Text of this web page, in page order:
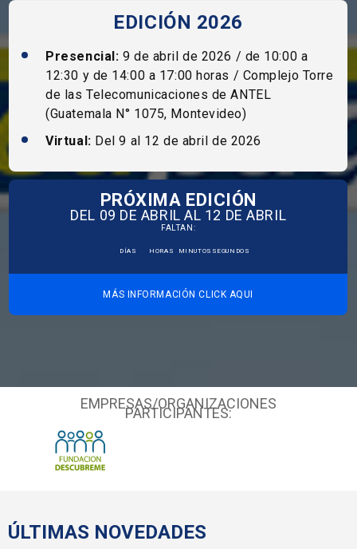
EDICIÓN 2026
Presencial: 9 de abril de 2026 / de 10:00 a
12:30 y de 14:00 a 17:00 horas / Complejo Torre
de las Telecomunicaciones de ANTEL
(Guatemala N° 1075, Montevideo)
Virtual: Del 9 al 12 de abril de 2026
PRÓXIMA EDICIÓN
DEL 09 DE ABRIL AL 12 DE ABRIL
FALTAN:
DÍAS HORAS MINUTOS SEGUNDOS
MÁS INFORMACIÓN CLICK AQUI
EMPRESAS/ORGANIZACIONES
PARTICIPANTES:
ÚLTIMAS NOVEDADES